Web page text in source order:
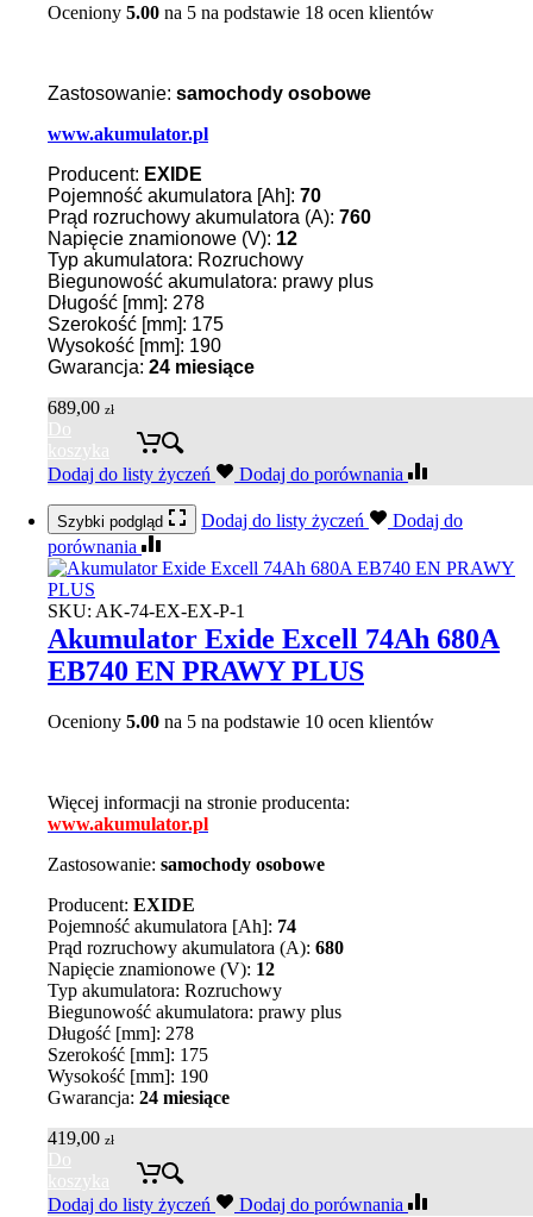
Oceniony 5.00 na 5 na podstawie 18 ocen klientów
Zastosowanie: samochody osobowe
www.akumulator.pl
Producent: EXIDE
Pojemność akumulatora [Ah]: 70
Prąd rozruchowy akumulatora (A): 760
Napięcie znamionowe (V): 12
Typ akumulatora: Rozruchowy
Biegunowość akumulatora: prawy plus
Długość [mm]: 278
Szerokość [mm]: 175
Wysokość [mm]: 190
Gwarancja: 24 miesiące
689,00 zł
Do
koszyka
Dodaj do listy życzeń
Dodaj do porównania
Szybki podgląd Dodaj do listy życzeń
Dodaj do
porównania
SKU: AK-74-EX-EX-P-1
Akumulator Exide Excell 74Ah 680A
EB740 EN PRAWY PLUS
Oceniony 5.00 na 5 na podstawie 10 ocen klientów
Więcej informacji na stronie producenta:
www.akumulator.pl
Zastosowanie: samochody osobowe
Producent: EXIDE
Pojemność akumulatora [Ah]: 74
Prąd rozruchowy akumulatora (A): 680
Napięcie znamionowe (V): 12
Typ akumulatora: Rozruchowy
Biegunowość akumulatora: prawy plus
Długość [mm]: 278
Szerokość [mm]: 175
Wysokość [mm]: 190
Gwarancja: 24 miesiące
419,00 zł
Do
koszyka
Dodaj do listy życzeń
Dodaj do porównania